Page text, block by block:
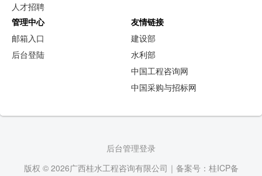
人才招聘
管理中心
邮箱入口
后台登陆
友情链接
建设部
水利部
中国工程咨询网
中国采购与招标网
后台管理登录
版权 © 2026广西桂水工程咨询有限公司｜备案号：桂ICP备